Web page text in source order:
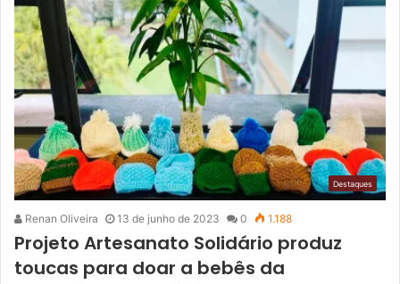
Destaques
Renan Oliveira 13 de junho de 2023 0 1.188
Projeto Artesanato Solidário produz
toucas para doar a bebês da